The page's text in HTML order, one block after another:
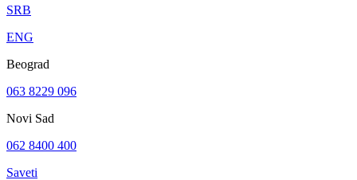
SRB
ENG
Beograd
063 8229 096
Novi Sad
062 8400 400
Saveti